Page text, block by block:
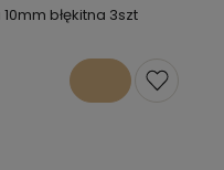
błękitna 3szt